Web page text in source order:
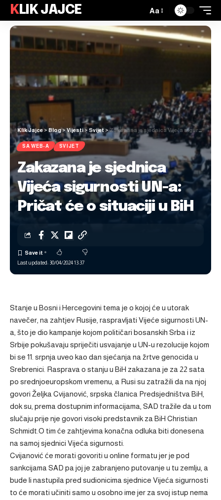
KLIK JAJCE Aa
Klik Jajce> Blog>Vijesti> Svijet >Zakazana je sjednica Vijeća sigurnosti UN-a: Pričat će o situaciji u BiH
SA WEB-A SVIJET
Zakazana je sjednica
Vijeća sigurnosti UN-a:
Pričat će o situaciji u BiH
Last updated: 30/04/2024 13:37
Stanje u Bosni i Hercegovini tema je o kojoj će u utorak
navečer, na zahtjev Rusije, raspravljati Vijeće sigurnosti UN-
a, što je dio kampanje kojom političari bosanskih Srba i iz
Srbije pokušavaju spriječiti usvajanje u UN-u rezolucije kojom
bi se 11. srpnja uveo kao dan sjećanja na žrtve genocida u
Srebrenici. Rasprava o stanju u BiH zakazana je za 22 sata
po srednjoeuropskom vremenu, a Rusi su zatražili da na njoj
govori Željka Cvijanović, srpska članica Predsjedništva BiH,
dok su, prema dostupnim informacijama, SAD tražile da u tom
slučaju prije nje govori visoki predstavnik za BiH Christian
Schmidt.O tim će zahtjevima konačna odluka biti donesena
na samoj sjednici Vijeća sigurnosti.
Cvijanović će morati govoriti u online formatu jer je pod
sankcijama SAD pa joj je zabranjeno putovanje u tu zemlju, a
bude li nastupila pred sudionicima sjednice Vijeća sigurnosti
to će morati učiniti samo u osobno ime jer za svoj istup nema